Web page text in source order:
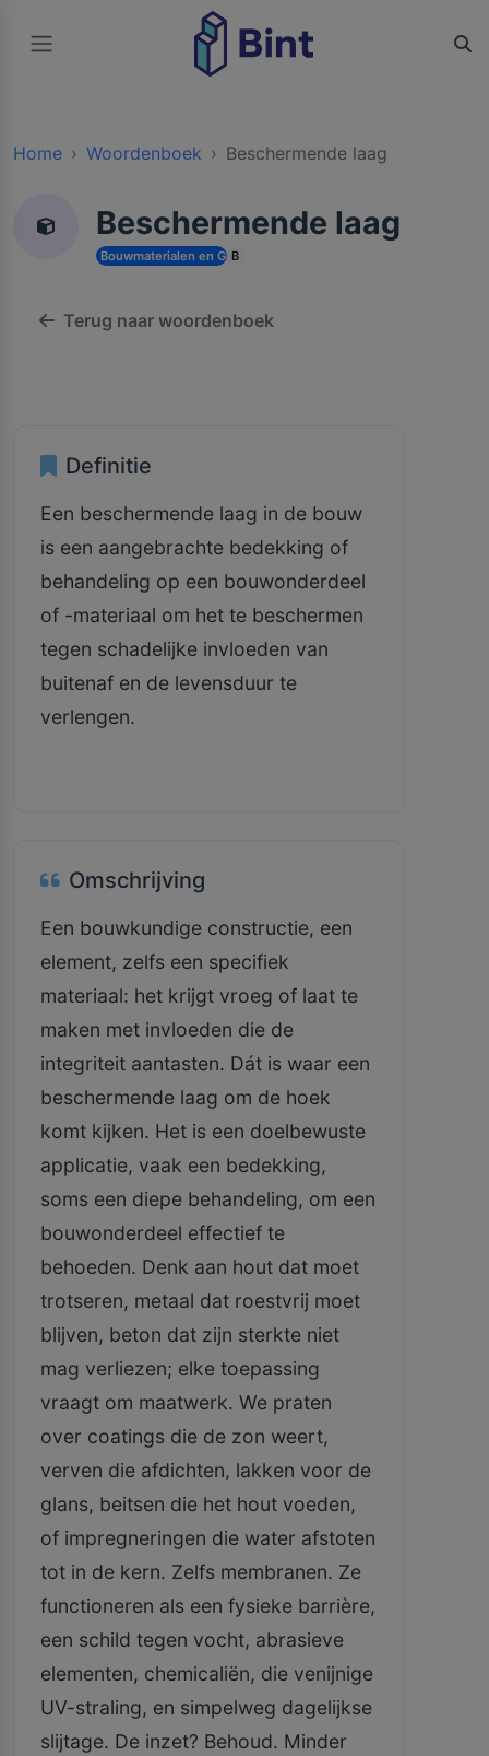
Home Woordenboek Beschermende laag
Beschermende laag
Bouwmaterialen en Grondstoffen
B
Terug naar woordenboek
Definitie
Een beschermende laag in de bouw
is een aangebrachte bedekking of
behandeling op een bouwonderdeel
of -materiaal om het te beschermen
tegen schadelijke invloeden van
buitenaf en de levensduur te
verlengen.
Omschrijving
Een bouwkundige constructie, een
element, zelfs een specifiek
materiaal: het krijgt vroeg of laat te
maken met invloeden die de
integriteit aantasten. Dát is waar een
beschermende laag om de hoek
komt kijken. Het is een doelbewuste
applicatie, vaak een bedekking,
soms een diepe behandeling, om een
bouwonderdeel effectief te
behoeden. Denk aan hout dat moet
trotseren, metaal dat roestvrij moet
blijven, beton dat zijn sterkte niet
mag verliezen; elke toepassing
vraagt om maatwerk. We praten
over coatings die de zon weert,
verven die afdichten, lakken voor de
glans, beitsen die het hout voeden,
of impregneringen die water afstoten
tot in de kern. Zelfs membranen. Ze
functioneren als een fysieke barrière,
een schild tegen vocht, abrasieve
elementen, chemicaliën, die venijnige
UV-straling, en simpelweg dagelijkse
slijtage. De inzet? Behoud. Minder